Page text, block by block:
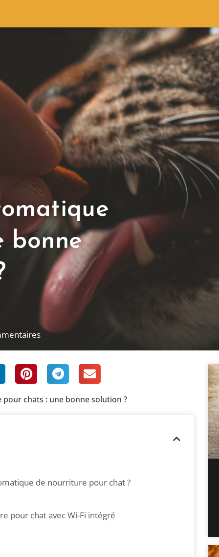
bonne
chats : une bonne solution ?
de nourriture pour chat ?
pour chat avec Wi-Fi intégré